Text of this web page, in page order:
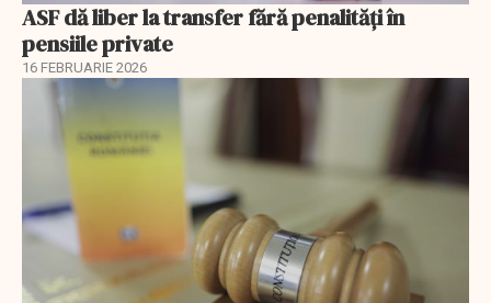
ASF dă liber la transfer fără penalități în
pensiile private
16 FEBRUARIE 2026